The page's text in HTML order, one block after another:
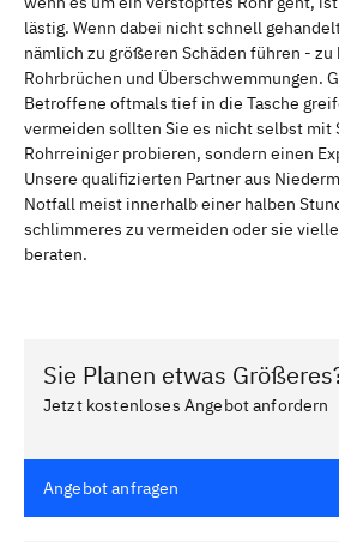
lästig. Wenn dabei nicht schnell
nämlich zu größeren Schäden führen -
Rohrbrüchen und Überschwemmungen.
Betroffene oftmals tief in die Tasche
vermeiden sollten Sie es nicht selbst mit
Rohrreiniger probieren, sondern einen
Unsere qualifizierten Partner aus
Notfall meist innerhalb einer halben
schlimmeres zu vermeiden oder sie
beraten.
Sie Planen etwas
Jetzt kostenloses Angebot anfordern
Angebot anfragen